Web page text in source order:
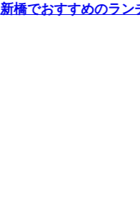
新橋でおすすめのラン